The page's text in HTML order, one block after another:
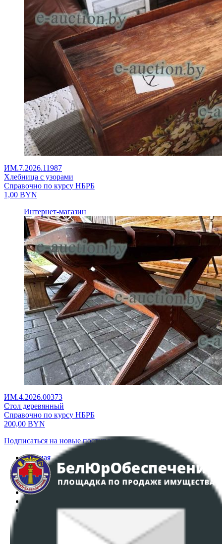
ИМ.7.2026.11987
Хлебница с узорами
Справочно по курсу НБРБ
1,00 BYN
Интернет-магазин
ИМ.4.2026.00373
Стол деревянный
Справочно по курсу НБРБ
200,00 BYN
Подписаться на новые поступления
Главная
Аукционы
Интернет-магазин
Регламент организации и проведения торгов
Политика в отношении обработки персональных
ПОЛОЖЕНИЕ О ПОЛИТИКЕ ОБРАБОТКИ COOKIE-